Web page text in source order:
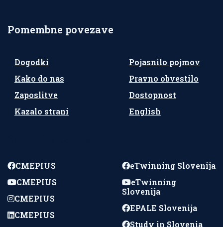
Pomembne povezave
Dogodki
Kako do nas
Zaposlitve
Kazalo strani
Pojasnilo pojmov
Pravno obvestilo
Dostopnost
English
CMEPIUS
CMEPIUS
CMEPIUS
CMEPIUS
eTwinning Slovenija
eTwinning
Slovenija
EPALE Slovenija
Study in Slovenia